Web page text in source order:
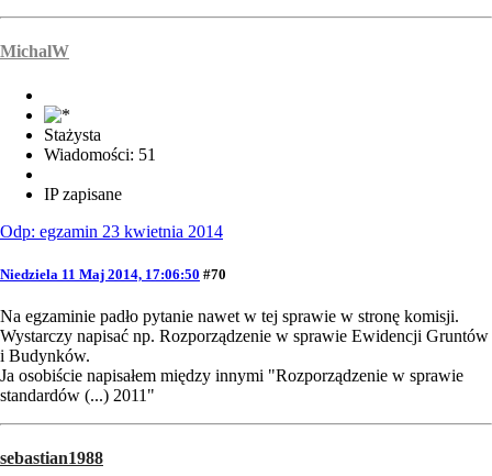
MichalW
Stażysta
Wiadomości: 51
IP zapisane
Odp: egzamin 23 kwietnia 2014
Niedziela 11 Maj 2014, 17:06:50 #70
Na egzaminie padło pytanie nawet w tej sprawie w stronę komisji.
Wystarczy napisać np. Rozporządzenie w sprawie Ewidencji Gruntów
i Budynków.
Ja osobiście napisałem między innymi "Rozporządzenie w sprawie
standardów (...) 2011"
sebastian1988